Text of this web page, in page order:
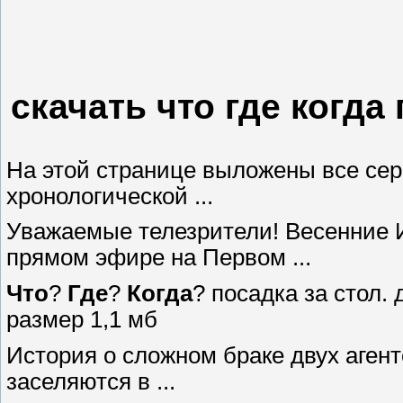
скачать что где
На этой странице выложены все
хронологической ...
Уважаемые телезрители! Весенние
прямом эфире на Первом ...
Что? Где? Когда? посадка за стол.
размер 1,1 мб
История о сложном браке двух
заселяются в ...